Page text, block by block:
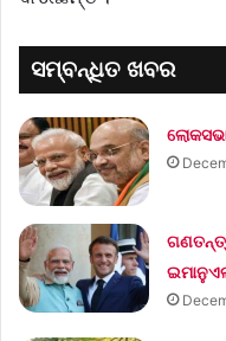
ସମ୍ବନ୍ଧିତ ଖବର